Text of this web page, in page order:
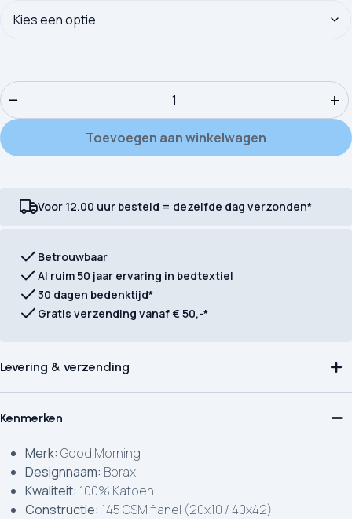
Kinderdekbedovertrek Good Morning Flanel Borax aantal
− +
Toevoegen aan winkelwagen
Voor 12.00 uur besteld = dezelfde dag verzonden*
Betrouwbaar
Al ruim 50 jaar ervaring in bedtextiel
30 dagen bedenktijd*
Gratis verzending vanaf € 50,-*
Levering & verzending
Kenmerken
Merk: Good Morning
Designnaam: Borax
Kwaliteit: 100% Katoen
Constructie: 145 GSM flanel (20x10 / 40x42)